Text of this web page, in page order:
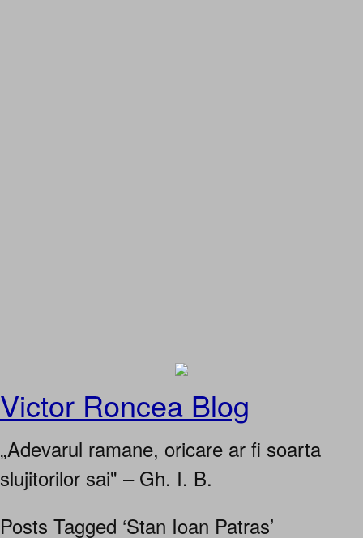
Victor Roncea Blog
„Adevarul ramane, oricare ar fi soarta
slujitorilor sai" – Gh. I. B.
Posts Tagged ‘Stan Ioan Patras’